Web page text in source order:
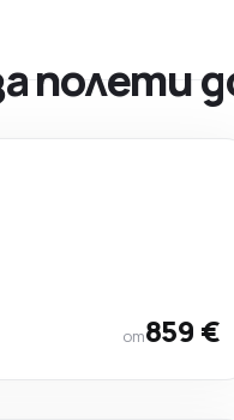
полети
от859 €